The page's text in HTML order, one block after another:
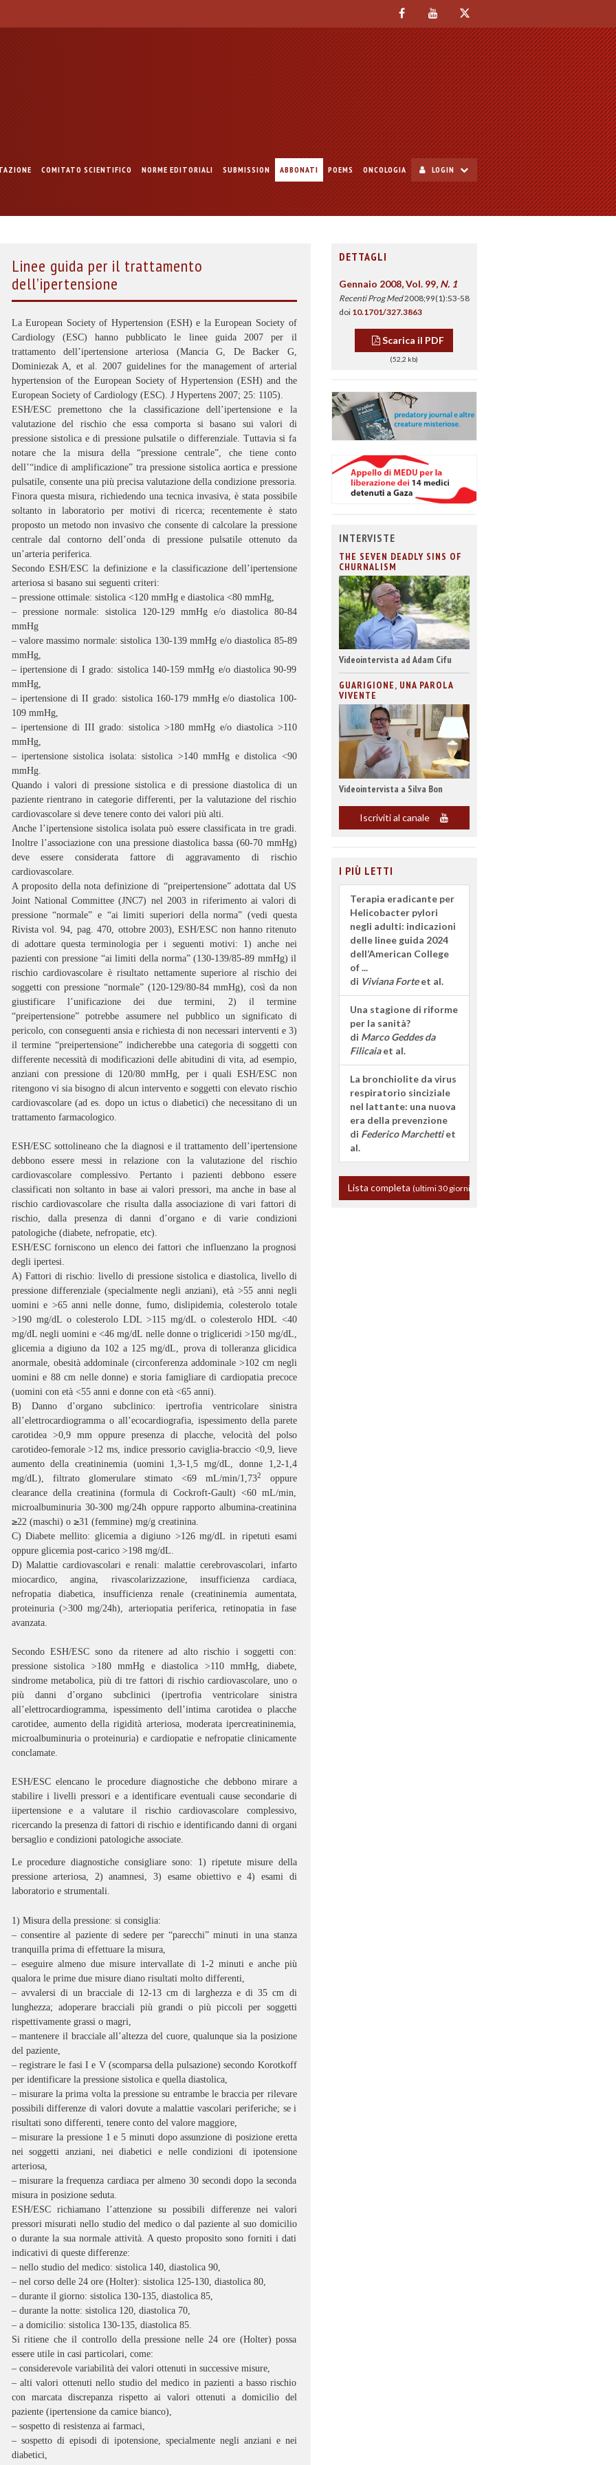
COMITATO SCIENTIFICO NORME EDITORIALI SUBMISSION ABBONATI POEMS ONCOLOGIA LOGIN
Linee guida per il trattamento
dell’ipertensione
La European Society of Hypertension (ESH) e la European Society of
Cardiology (ESC) hanno pubblicato le linee guida 2007 per il
trattamento dell’ipertensione arteriosa (Mancia G, De Backer G,
Dominiezak A, et al. 2007 guidelines for the management of arterial
hypertension of the European Society of Hypertension (ESH) and the
European Society of Cardiology (ESC). J Hypertens 2007; 25: 1105).
ESH/ESC premettono che la classificazione dell’ipertensione e la
valutazione del rischio che essa comporta si basano sui valori di
pressione sistolica e di pressione pulsatile o differenziale. Tuttavia si fa
notare che la misura della “pressione centrale”, che tiene conto
dell’“indice di amplificazione” tra pressione sistolica aortica e pressione
pulsatile, consente una più precisa valutazione della condizione pressoria.
Finora questa misura, richiedendo una tecnica invasiva, è stata possibile
soltanto in laboratorio per motivi di ricerca; recentemente è stato
proposto un metodo non invasivo che consente di calcolare la pressione
centrale dal contorno dell’onda di pressione pulsatile ottenuto da
un’arteria periferica.
Secondo ESH/ESC la definizione e la classificazione dell’ipertensione
arteriosa si basano sui seguenti criteri:
– pressione ottimale: sistolica <120 mmHg e diastolica <80 mmHg,
– pressione normale: sistolica 120-129 mmHg e/o diastolica 80-84
mmHg
– valore massimo normale: sistolica 130-139 mmHg e/o diastolica 85-89
mmHg,
– ipertensione di I grado: sistolica 140-159 mmHg e/o diastolica 90-99
mmHg,
– ipertensione di II grado: sistolica 160-179 mmHg e/o diastolica 100-
109 mmHg,
– ipertensione di III grado: sistolica >180 mmHg e/o diastolica >110
mmHg,
– ipertensione sistolica isolata: sistolica >140 mmHg e distolica <90
mmHg.
Quando i valori di pressione sistolica e di pressione diastolica di un
paziente rientrano in categorie differenti, per la valutazione del rischio
cardiovascolare si deve tenere conto dei valori più alti.
Anche l’ipertensione sistolica isolata può essere classificata in tre gradi.
Inoltre l’associazione con una pressione diastolica bassa (60-70 mmHg)
deve essere considerata fattore di aggravamento di rischio
cardiovascolare.
A proposito della nota definizione di “preipertensione” adottata dal US
Joint National Committee (JNC7) nel 2003 in riferimento ai valori di
pressione “normale” e “ai limiti superiori della norma” (vedi questa
Rivista vol. 94, pag. 470, ottobre 2003), ESH/ESC non hanno ritenuto
di adottare questa terminologia per i seguenti motivi: 1) anche nei
pazienti con pressione “ai limiti della norma” (130-139/85-89 mmHg) il
rischio cardiovascolare è risultato nettamente superiore al rischio dei
soggetti con pressione “normale” (120-129/80-84 mmHg), così da non
giustificare l’unificazione dei due termini, 2) il termine
“preipertensione” potrebbe assumere nel pubblico un significato di
pericolo, con conseguenti ansia e richiesta di non necessari interventi e 3)
il termine “preipertensione” indicherebbe una categoria di soggetti con
differente necessità di modificazioni delle abitudini di vita, ad esempio,
anziani con pressione di 120/80 mmHg, per i quali ESH/ESC non
ritengono vi sia bisogno di alcun intervento e soggetti con elevato rischio
cardiovascolare (ad es. dopo un ictus o diabetici) che necessitano di un
trattamento farmacologico.
ESH/ESC sottolineano che la diagnosi e il trattamento dell’ipertensione
debbono essere messi in relazione con la valutazione del rischio
cardiovascolare complessivo. Pertanto i pazienti debbono essere
classificati non soltanto in base ai valori pressori, ma anche in base al
rischio cardiovascolare che risulta dalla associazione di vari fattori di
rischio, dalla presenza di danni d’organo e di varie condizioni
patologiche (diabete, nefropatie, etc).
ESH/ESC forniscono un elenco dei fattori che influenzano la prognosi
degli ipertesi.
A) Fattori di rischio: livello di pressione sistolica e diastolica, livello di
pressione differenziale (specialmente negli anziani), età >55 anni negli
uomini e >65 anni nelle donne, fumo, dislipidemia, colesterolo totale
>190 mg/dL o colesterolo LDL >115 mg/dL o colesterolo HDL <40
mg/dL negli uomini e <46 mg/dL nelle donne o trigliceridi >150 mg/dL,
glicemia a digiuno da 102 a 125 mg/dL, prova di tolleranza glicidica
anormale, obesità addominale (circonferenza addominale >102 cm negli
uomini e 88 cm nelle donne) e storia famigliare di cardiopatia precoce
(uomini con età <55 anni e donne con età <65 anni).
B) Danno d’organo subclinico: ipertrofia ventricolare sinistra
all’elettrocardiogramma o all’ecocardiografia, ispessimento della parete
carotidea >0,9 mm oppure presenza di placche, velocità del polso
carotideo-femorale >12 ms, indice pressorio caviglia-braccio <0,9, lieve
aumento della creatininemia (uomini 1,3-1,5 mg/dL, donne 1,2-1,4
mg/dL), filtrato glomerulare stimato <69 mL/min/1,732
oppure
clearance della creatinina (formula di Cockroft-Gault) <60 mL/min,
microalbuminuria 30-300 mg/24h oppure rapporto albumina-creatinina
≥22 (maschi) o ≥31 (femmine) mg/g creatinina.
C)Diabete mellito: glicemia a digiuno >126 mg/dL in ripetuti esami
oppure glicemia post-carico >198 mg/dL.
D)Malattie cardiovascolari e renali: malattie cerebrovascolari, infarto
miocardico, angina, rivascolarizzazione, insufficienza cardiaca,
nefropatia diabetica, insufficienza renale (creatininemia aumentata,
proteinuria (>300 mg/24h), arteriopatia periferica, retinopatia in fase
avanzata.
Secondo ESH/ESC sono da ritenere ad alto rischio i soggetti con:
pressione sistolica >180 mmHg e diastolica >110 mmHg, diabete,
sindrome metabolica, più di tre fattori di rischio cardiovascolare, uno o
più danni d’organo subclinici (ipertrofia ventricolare sinistra
all’elettrocardiogramma, ispessimento dell’intima carotidea o placche
carotidee, aumento della rigidità arteriosa, moderata ipercreatininemia,
microalbuminuria o proteinuria) e cardiopatie e nefropatie clinicamente
conclamate.
ESH/ESC elencano le procedure diagnostiche che debbono mirare a
stabilire i livelli pressori e a identificare eventuali cause secondarie di
iipertensione e a valutare il rischio cardiovascolare complessivo,
ricercando la presenza di fattori di rischio e identificando danni di organi
bersaglio e condizioni patologiche associate.
Le procedure diagnostiche consigliare sono: 1) ripetute misure della
pressione arteriosa, 2) anamnesi, 3) esame obiettivo e 4) esami di
laboratorio e strumentali.
1) Misura della pressione: si consiglia:
– consentire al paziente di sedere per “parecchi” minuti in una stanza
tranquilla prima di effettuare la misura,
– eseguire almeno due misure intervallate di 1-2 minuti e anche più
qualora le prime due misure diano risultati molto differenti,
– avvalersi di un bracciale di 12-13 cm di larghezza e di 35 cm di
lunghezza; adoperare bracciali più grandi o più piccoli per soggetti
rispettivamente grassi o magri,
– mantenere il bracciale all’altezza del cuore, qualunque sia la posizione
del paziente,
– registrare le fasi I e V (scomparsa della pulsazione) secondo Korotkoff
per identificare la pressione sistolica e quella diastolica,
– misurare la prima volta la pressione su entrambe le braccia per rilevare
possibili differenze di valori dovute a malattie vascolari periferiche; se i
risultati sono differenti, tenere conto del valore maggiore,
– misurare la pressione 1 e 5 minuti dopo assunzione di posizione eretta
nei soggetti anziani, nei diabetici e nelle condizioni di ipotensione
arteriosa,
– misurare la frequenza cardiaca per almeno 30 secondi dopo la seconda
misura in posizione seduta.
ESH/ESC richiamano l’attenzione su possibili differenze nei valori
pressori misurati nello studio del medico o dal paziente al suo domicilio
o durante la sua normale attività. A questo proposito sono forniti i dati
indicativi di queste differenze:
– nello studio del medico: sistolica 140, diastolica 90,
– nel corso delle 24 ore (Holter): sistolica 125-130, diastolica 80,
– durante il giorno: sistolica 130-135, diastolica 85,
– durante la notte: sistolica 120, diastolica 70,
– a domicilio: sistolica 130-135, diastolica 85.
Si ritiene che il controllo della pressione nelle 24 ore (Holter) possa
essere utile in casi particolari, come:
– considerevole variabilità dei valori ottenuti in successive misure,
– alti valori ottenuti nello studio del medico in pazienti a basso rischio
con marcata discrepanza rispetto ai valori ottenuti a domicilio del
paziente (ipertensione da camice bianco),
– sospetto di resistenza ai farmaci,
– sospetto di episodi di ipotensione, specialmente negli anziani e nei
diabetici,
DETTAGLI
Gennaio 2008, Vol. 99, N. 1
Recenti Prog Med2008;99(1):53-58
doi 10.1701/327.3863
Scarica il PDF
(52,2 kb)
INTERVISTE
THE SEVEN DEADLY SINS OF
CHURNALISM
Videointervista ad Adam Cifu
GUARIGIONE, UNA PAROLA
VIVENTE
Videointervista a Silva Bon
Iscriviti al canale
I PIÙ LETTI
Terapia eradicante per
Helicobacter pylori
negli adulti: indicazioni
delle linee guida 2024
dell’American College
of ...
di Viviana Forteet al.
Una stagione di riforme
per la sanità?
di Marco Geddes da
Filicaiaet al.
La bronchiolite da virus
respiratorio sinciziale
nel lattante: una nuova
era della prevenzione
di Federico Marchettiet
al.
Lista completa (ultimi 30 giorni)